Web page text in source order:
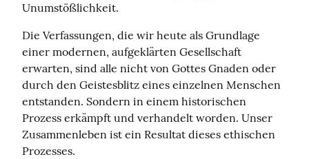
Unumstößlichkeit.
Die Verfassungen, die wir heute als Grundlage
einer modernen, aufgeklärten Gesellschaft
erwarten, sind alle nicht von Gottes Gnaden oder
durch den Geistesblitz eines einzelnen Menschen
entstanden. Sondern in einem historischen
Prozess erkämpft und verhandelt worden. Unser
Zusammenleben ist ein Resultat dieses ethischen
Prozesses.